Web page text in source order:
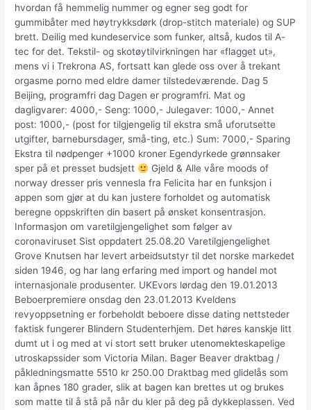
hvordan få hemmelig nummer og egner seg godt for
gummibåter med høytrykksdørk (drop-stitch materiale) og SUP
brett. Deilig med kundeservice som funker, altså, kudos til A-
tec for det. Tekstil- og skotøytilvirkningen har «flagget ut»,
mens vi i Trekrona AS, fortsatt kan glede oss over å trekant
orgasme porno med eldre damer tilstedeværende. Dag 5
Beijing, programfri dag Dagen er programfri. Mat og
dagligvarer: 4000,- Seng: 1000,- Julegaver: 1000,- Annet
post: 1000,- (post for tilgjengelig til ekstra små uforutsette
utgifter, barnebursdager, små-ting, etc.) Sum: 7000,- Sparing
Ekstra til nødpenger +1000 kroner Egendyrkede grønnsaker
sper på et presset budsjett
Gjeld & Alle våre moods of
norway dresser pris vennesla fra Felicita har en funksjon i
appen som gjør at du kan justere forholdet og automatisk
beregne oppskriften din basert på ønsket konsentrasjon.
Informasjon om varetilgjengelighet som følger av
coronaviruset Sist oppdatert 25.08.20 Varetilgjengelighet
Grove Knutsen har levert arbeidsutstyr til det norske markedet
siden 1946, og har lang erfaring med import og handel mot
internasjonale produsenter. UKEvors lørdag den 19.01.2013
Beboerpremiere onsdag den 23.01.2013 Kveldens
revyoppsetning er forbeholdt beboere disse dating nettsteder
faktisk fungerer Blindern Studenterhjem. Det høres kanskje litt
dumt ut i og med at vi stort sett bruker utenomekteskapelige
utroskapssider som Victoria Milan. Bager Beaver draktbag /
påkledningsmatte 5510 kr 250.00 Draktbag med glidelås som
kan åpnes 180 grader, slik at bagen kan brettes ut og brukes
som matte til å stå på når du kler på deg på dykkeplassen. Ved